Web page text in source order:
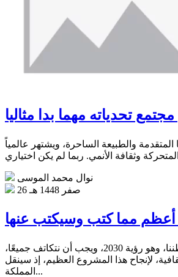
تحدياته مهما بدا مثاليا
المتقدمة والطبيعة الساحرة، ويشتهر عالمياً
نوال محمد الموسى
26 صفر 1448 هـ
لدينا مشروع نبنيه لوطننا، وهو رؤية 2030، ويجب أن نتكاتف جميعًا،
لإنجاح هذا المشروع العظيم، إذ سينقل
المملكة...